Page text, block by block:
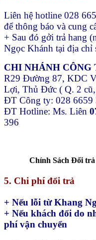
Liên hệ hotline 028
để thông báo và cung
+ Sau đó gởi trả hang
Ngọc Khánh tại địa chỉ
CHI NHÁNH
R29 Đường 87, KDC
Lợi, Thủ Đức ( Q. 2
ĐT Công ty: 028 6659
ĐT Hotline: Ms. Liên
396
Chính Sách Đổi
5. Chi phí đổi trả
+ Nếu lỗi từ Khang
+ Nếu khách đổi do
phí vận chuyển